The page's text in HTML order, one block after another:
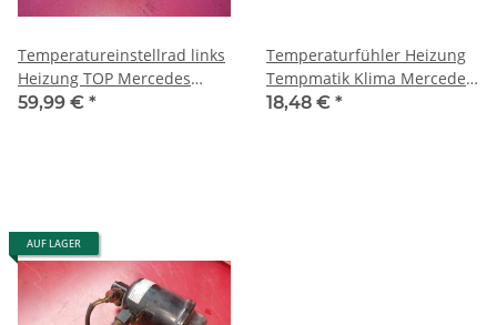
Temperatureinstellrad links
Heizung TOP Mercedes
R107 W126 SE SEL SEC
59,99 € *
Temperaturfühler Heizung
Tempmatik Klima Mercedes
W126 W208 1268301572
18,48 € *
AUF LAGER